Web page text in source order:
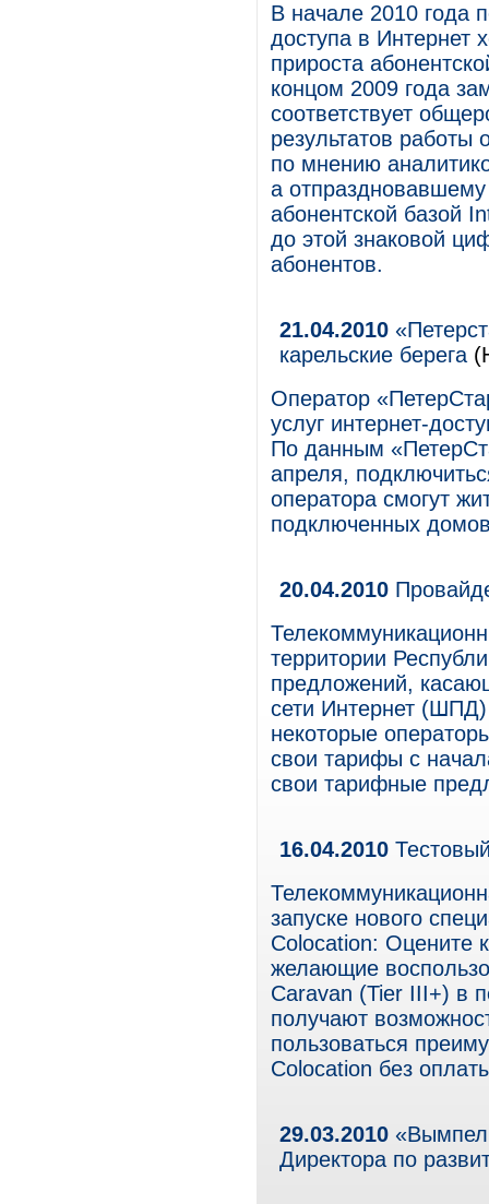
В начале 2010 года
доступа в Интернет
прироста
концом 2009 года
соответствует
результатов
по мнению
а отпраздновавшему
абонентской базой
до этой знаковой
абонентов.
21.04.2010
карельские берега
Оператор
услуг интернет-
По данным
апреля,
оператора смогут
подключенных
20.04.2010
территории
предложений,
сети Интернет
некоторые
свои тарифы с
свои тарифные
16.04.2010
запуске нового
Colocation: Оцените
желающие
Caravan (Tier III+) в
получают
пользоваться
Colocation без
29.03.2010
Директора по